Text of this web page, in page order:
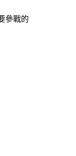
參戰的